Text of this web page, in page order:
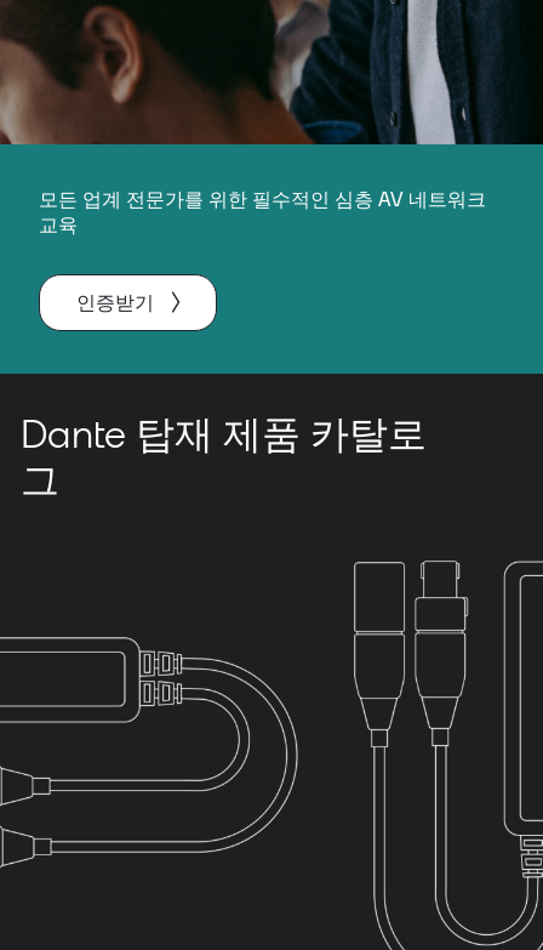
모든 업계 전문가를 위한 필수적인 심층 AV 네트워크
교육
인증받기
Dante 탑재 제품 카탈로
그